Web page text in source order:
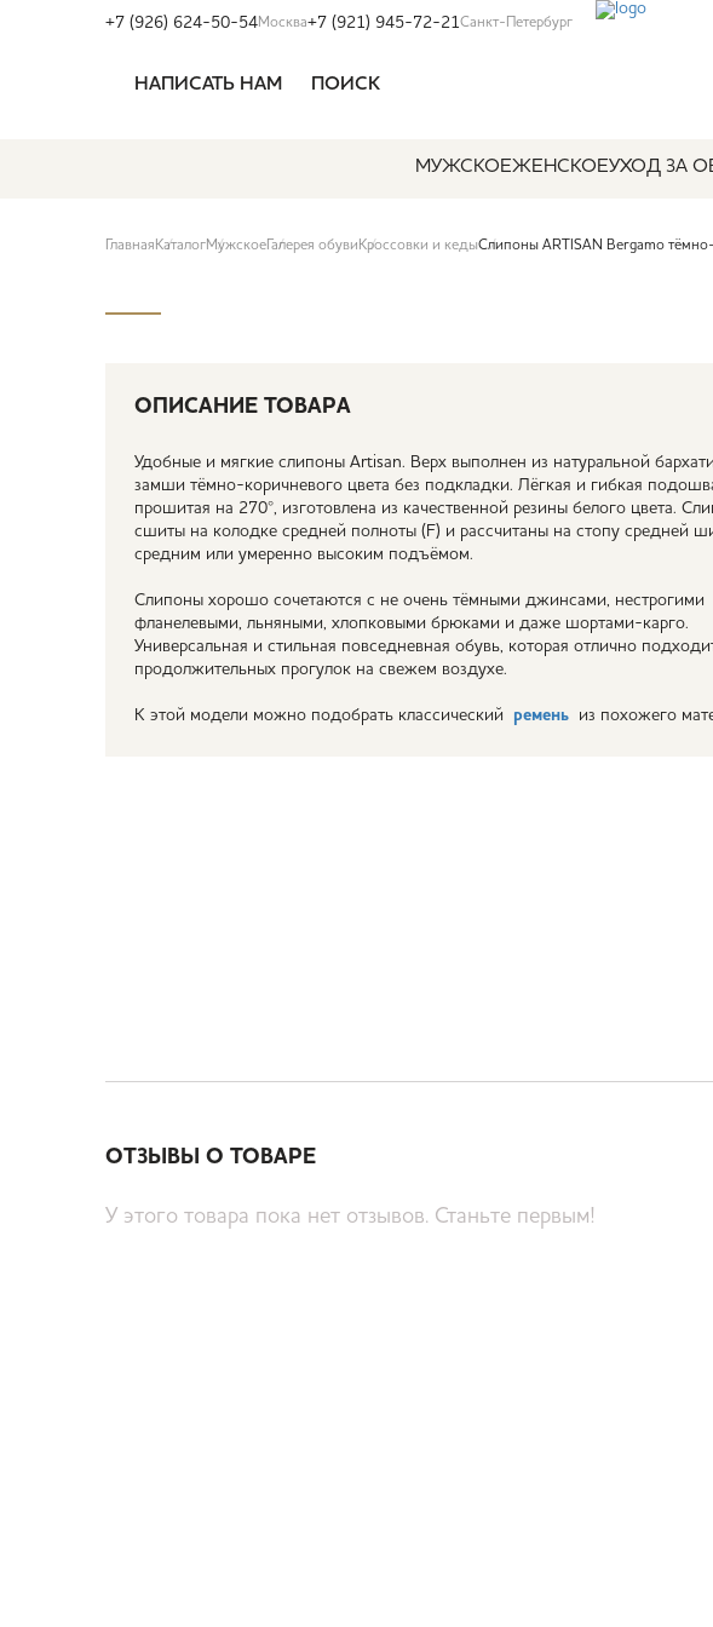
+7 (926) 624-50-54Москва+7 (921) 945-72-21Санкт-Петербург
НАПИСАТЬ НАМ ПОИСК
МУЖСКОЕЖЕНСКОЕУХОД ЗА
Главная КаталогМужское Галерея обуви Кроссовки и кедыСлипоны ARTISAN Bergamo
ОПИСАНИЕ ТОВАРА
Удобные и мягкие слипоны Artisan. Верх выполнен из натуральной
замши тёмно-коричневого цвета без подкладки. Лёгкая и гибкая
прошитая на 270°, изготовлена из качественной резины белого цвета.
сшиты на колодке средней полноты (F) и рассчитаны на стопу средней
средним или умеренно высоким подъёмом.
Слипоны хорошо сочетаются с не очень тёмными джинсами, нестрогими
фланелевыми, льняными, хлопковыми брюками и даже шортами-карго.
Универсальная и стильная повседневная обувь, которая отлично
продолжительных прогулок на свежем воздухе.
К этой модели можно подобрать классический ремень из похожего
ОТЗЫВЫ О ТОВАРЕ
У этого товара пока нет отзывов. Станьте первым!